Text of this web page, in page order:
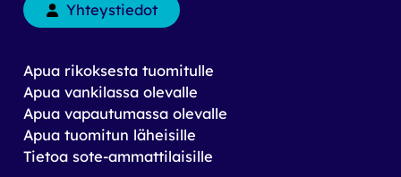
Yhteystiedot
Apua rikoksesta tuomitulle
Apua vankilassa olevalle
Apua vapautumassa olevalle
Apua tuomitun läheisille
Tietoa sote-ammattilaisille